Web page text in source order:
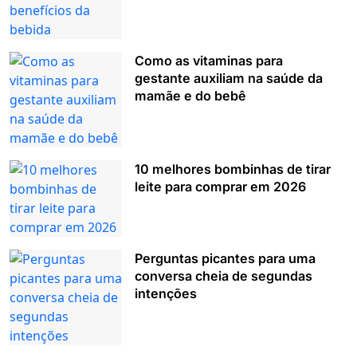
Como as vitaminas para
gestante auxiliam na saúde da
mamãe e do bebê
10 melhores bombinhas de tirar
leite para comprar em 2026
Perguntas picantes para uma
conversa cheia de segundas
intenções